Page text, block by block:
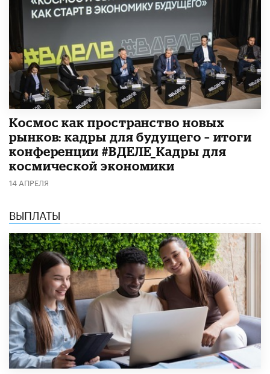
Космос как пространство новых
рынков: кадры для будущего – итоги
конференции #ВДЕЛЕ_Кадры для
космической экономики
14 АПРЕЛЯ
ВЫПЛАТЫ